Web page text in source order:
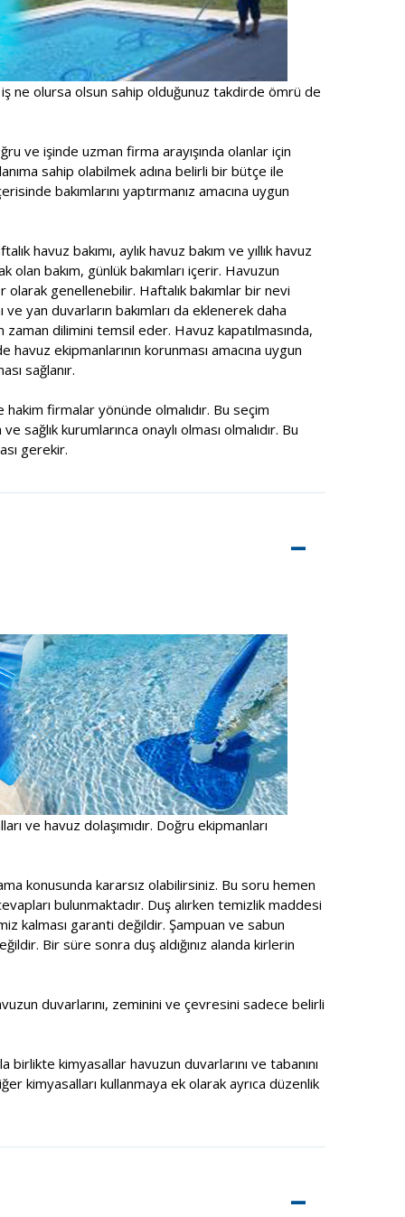
iş ne olursa olsun sahip olduğunuz takdirde ömrü de
ve işinde uzman firma arayışında olanlar için
sahip olabilmek adına belirli bir bütçe ile
bakımlarını yaptırmanız amacına uygun
havuz bakımı, aylık havuz bakım ve yıllık havuz
olan bakım, günlük bakımları içerir. Havuzun
olarak genellenebilir. Haftalık bakımlar bir nevi
yan duvarların bakımları da eklenerek daha
zaman dilimini temsil eder. Havuz kapatılmasında,
ekipmanlarının korunması amacına uygun
sağlanır.
hakim firmalar yönünde olmalıdır. Bu seçim
kurumlarınca onaylı olması olmalıdır. Bu
gerekir.
–
ve havuz dolaşımıdır. Doğru ekipmanları
konusunda kararsız olabilirsiniz. Bu soru hemen
bulunmaktadır. Duş alırken temizlik maddesi
kalması garanti değildir. Şampuan ve sabun
Bir süre sonra duş aldığınız alanda kirlerin
duvarlarını, zeminini ve çevresini sadece belirli
birlikte kimyasallar havuzun duvarlarını ve tabanını
kimyasalları kullanmaya ek olarak ayrıca düzenlik
–